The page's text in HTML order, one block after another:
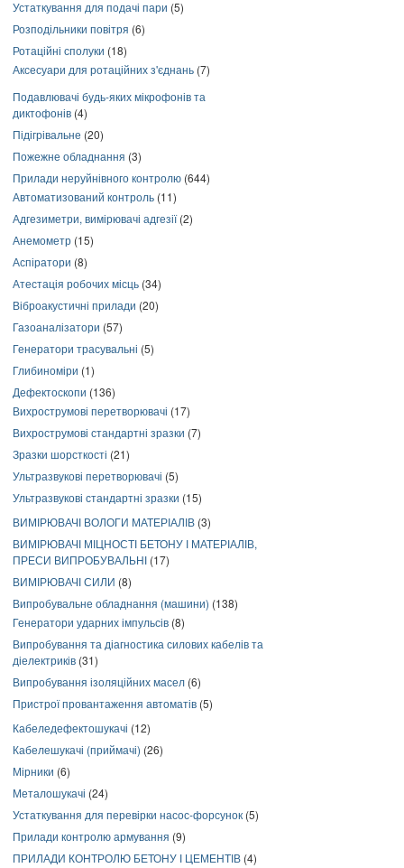
Устаткування для подачі пари (5)
Розподільники повітря (6)
Ротаційні сполуки (18)
Аксесуари для ротаційних з'єднань (7)
Подавлювачі будь-яких мікрофонів та
диктофонів (4)
Підігрівальне (20)
Пожежне обладнання (3)
Прилади неруйнівного контролю (644)
Автоматизований контроль (11)
Адгезиметри, вимірювачі адгезії(2)
Анемометр (15)
Аспіратори (8)
Атестація робочих місць (34)
Віброакустичні прилади (20)
Газоаналізатори (57)
Генератори трасувальні (5)
Глибиноміри (1)
Дефектоскопи (136)
Вихрострумові перетворювачі (17)
Вихрострумові стандартні зразки (7)
Зразки шорсткості (21)
Ультразвукові перетворювачі (5)
Ультразвукові стандартні зразки (15)
ВИМІРЮВАЧІ ВОЛОГИ МАТЕРІАЛІВ (3)
ВИМІРЮВАЧІ МІЦНОСТІ БЕТОНУ І МАТЕРІАЛІВ,
ПРЕСИ ВИПРОБУВАЛЬНІ (17)
ВИМІРЮВАЧІ СИЛИ (8)
Випробувальне обладнання (машини) (138)
Генератори ударних імпульсів (8)
Випробування та діагностика силових кабелів та
діелектриків (31)
Випробування ізоляційних масел (6)
Пристрої провантаження автоматів (5)
Кабеледефектошукачі (12)
Кабелешукачі (приймачі) (26)
Мірники (6)
Металошукачі (24)
Устаткування для перевірки насос-форсунок (5)
Прилади контролю армування (9)
ПРИЛАДИ КОНТРОЛЮ БЕТОНУ І ЦЕМЕНТІВ (4)